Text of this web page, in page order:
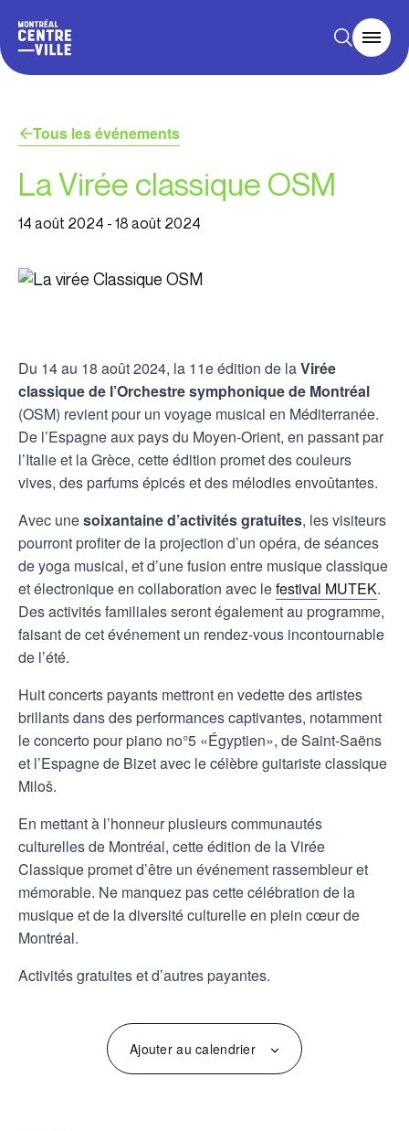
Tous les événements
La Virée classique OSM
14 août 2024 - 18 août 2024
Du 14 au 18 août 2024, la 11e édition de laVirée
classique de l’Orchestre symphonique de Montréal
(OSM) revient pour un voyage musical en Méditerranée.
De l’Espagne aux pays du Moyen-Orient, en passant par
l’Italie et la Grèce, cette édition promet des couleurs
vives, des parfums épicés et des mélodies envoûtantes.
Avec unesoixantaine d’activités gratuites, les visiteurs
pourront profiter de la projection d’un opéra, de séances
de yoga musical, et d’une fusion entre musique classique
et électronique en collaboration avec lefestival MUTEK.
Des activités familiales seront également au programme,
faisant de cet événement un rendez-vous incontournable
de l’été.
Huit concerts payants mettront en vedette des artistes
brillants dans des performances captivantes, notamment
le concerto pour piano no°5 «Égyptien», de Saint-Saëns
et l’Espagne de Bizet avec le célèbre guitariste classique
Miloš.
En mettant à l’honneur plusieurs communautés
culturelles de Montréal, cette édition de la Virée
Classique promet d’être un événement rassembleur et
mémorable. Ne manquez pas cette célébration de la
musique et de la diversité culturelle en plein cœur de
Montréal.
Activités gratuites et d’autres payantes.
Ajouter au calendrier